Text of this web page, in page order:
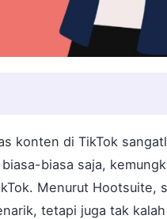
konten di TikTok
biasa saja,
Menurut Hootsuite,
tetapi juga tak